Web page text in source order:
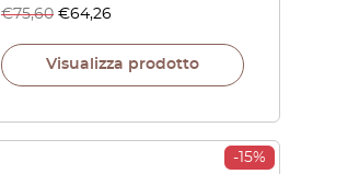
€75,60 €64,26
Visualizza prodotto
-15%